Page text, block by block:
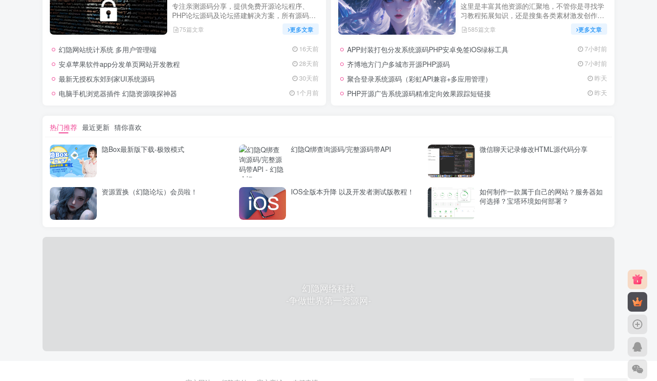
专注亲测源码分享，提供免费开源论坛程序、
PHP论坛源码及论坛搭建解决方案，所有源码均
经实际测试可用，助力快速搭建稳定高效的论坛
网站，轻松开启你的论坛运营之路。
75篇文章 更多文章
幻隐网站统计系统 多用户管理端 16天前
安卓苹果软件app分发单页网站开发教程 28天前
最新无授权东郊到家UI系统源码 30天前
电脑手机浏览器插件 幻隐资源嗅探神器 1个月前
这里是丰富其他资源的汇聚地，不管你是寻找学
习教程拓展知识，还是搜集各类素材激发创作灵
感，亦或是查询专业数据辅助工作研究，都能一
站式满足。资源定期更新、分类清晰、下载便
现所需资源！
585篇文章 更多文章
APP封装打包分发系统源码PHP安卓免签iOS绿标工具 7小时前
齐博地方门户多城市开源PHP源码 7小时前
聚合登录系统源码（彩虹API兼容+多应用管理） 昨天
PHP开源广告系统源码精准定向效果跟踪短链接 昨天
热门推荐 最近更新 猜你喜欢
隐Box最新版下载-极致模式 幻隐Q绑查询源码/完整源码带API 微信聊天记录修改HTML源代码分享
资源置换（幻隐论坛）会员啦！ IOS全版本升降 以及开发者测试版教程！
如何制作一款属于自己的网站？服务器如
何选择？宝塔环境如何部署？
幻隐网络科技
-争做世界第一资源网-